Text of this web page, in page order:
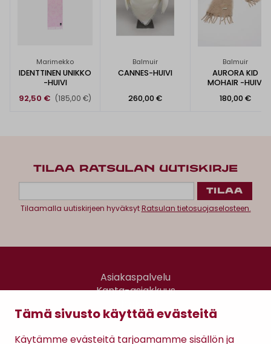
Tämä sivusto käyttää evästeitä
Käytämme evästeitä tarjoamamme sisällön ja
Marimekko
IDENTTINEN UNIKKO
-HUIVI
92,50 € (185,00 €)
Balmuir
CANNES-HUIVI
260,00 €
Balmuir
AURORA KID
MOHAIR -HUIVI
180,00 €
TILAA RATSULAN UUTISKIRJE
Tilaamalla uutiskirjeen hyväksytRatsulan tietosuojaselosteen.
Asiakaspalvelu
Kanta-asiakkuus
Gomee Ratsula Café